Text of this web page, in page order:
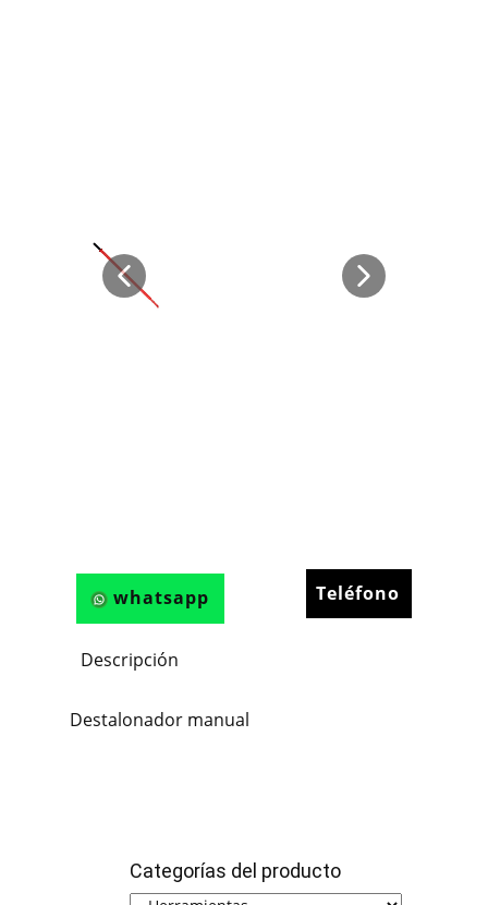
whatsapp Teléfono
Descripción
Destalonador manual
Categorías del producto